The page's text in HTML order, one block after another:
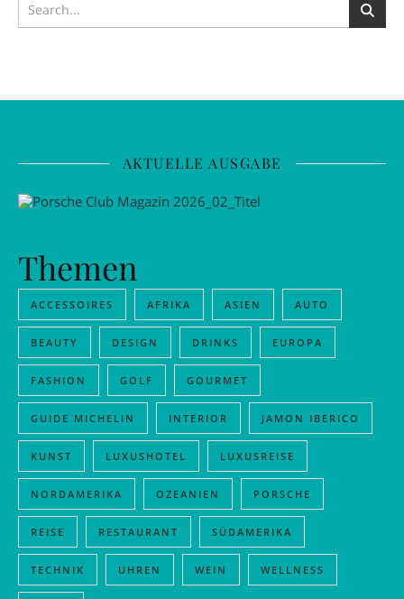
AKTUELLE AUSGABE
Themen
ACCESSOIRES AFRIKA ASIEN AUTO
BEAUTY DESIGN DRINKS EUROPA
FASHION GOLF GOURMET
GUIDE MICHELIN INTERIOR JAMON IBERICO
KUNST LUXUSHOTEL LUXUSREISE
NORDAMERIKA OZEANIEN PORSCHE
REISE RESTAURANT SÜDAMERIKA
TECHNIK UHREN WEIN WELLNESS